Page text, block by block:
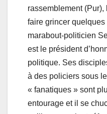
rassemblement
faire grincer quelques
marabout-politicien
est le président
politique. Ses
à des policiers sous
« fanatiques » sont
entourage et il se